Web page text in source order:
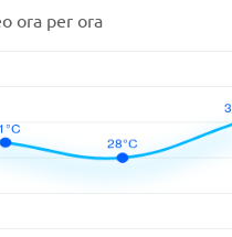
ora per ora